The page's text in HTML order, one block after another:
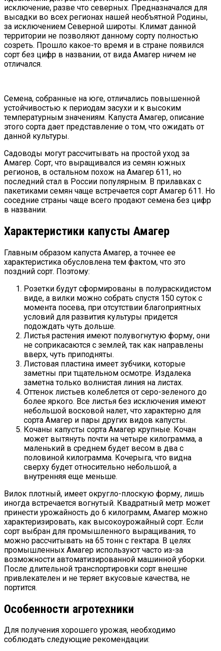
исключение, разве что северных. Предназначался для
высадки во всех регионах нашей необъятной Родины,
за исключением Северной широты. Климат данной
территории не позволяют данному сорту полностью
созреть. Прошло какое-то время и в стране появился
сорт без цифр в названии, от вида Амагер ничем не
отличался.
Семена, собранные на юге, отличались повышенной
устойчивостью к периодам засухи и к высоким
температурным значениям. Капуста Амагер, описание
этого сорта дает представление о том, что ожидать от
данной культуры.
Садоводы могут рассчитывать на простой уход за
Амагер. Сорт, что выращивался из семян южных
регионов, в остальном похож на Амагер 611, но
последний стал в России популярным. В прилавках с
пакетиками семян чаще встречается сорт Амагер 611. Но
соседние страны чаще всего продают семена без цифр
в названии.
Характеристики капусты Амагер
Главным образом капуста Амагер, а точнее ее
характеристика обусловлена тем фактом, что это
поздний сорт. Поэтому:
Розетки будут сформированы в полураскидистом
виде, а вилки можно собрать спустя 150 суток с
момента посева, при отсутствии благоприятных
условий для развития культуры придется
подождать чуть дольше.
Листья растения имеют полувогнутую форму, они
не соприкасаются с землей, так как направлены
вверх, чуть приподняты.
Листовая пластина имеет зубчики, которые
заметны при тщательном осмотре. Издалека
заметна только волнистая линия на листах.
Оттенок листьев колеблется от серо-зеленого до
более яркого. Все листья без исключения имеют
небольшой восковой налет, что характерно для
сорта Амагер и пары других видов капусты.
Кочаны капусты сорта Амагер крупные. Кочан
может вытянуть почти на четыре килограмма, а
маленький в среднем будет весом в два с
половиной килограмма. Кочерыга, что видна
сверху будет относительно небольшой, а
внутренняя еще меньше.
Вилок плотный, имеет округло-плоскую форму, лишь
иногда встречается вогнутый. Квадратный метр может
принести урожайность до 6 килограмм, Амагер можно
характеризировать, как высокоурожайный сорт. Если
сорт выбран для промышленного выращивания, то
можно рассчитывать на 65 тонн с гектара. В целях
промышленных Амагер используют часто из-за
возможности автоматизированной машинной уборки.
После длительной транспортировки сорт внешне
привлекателен и не теряет вкусовые качества, не
портится.
Особенности агротехники
Для получения хорошего урожая, необходимо
соблюдать следующие рекомендации: